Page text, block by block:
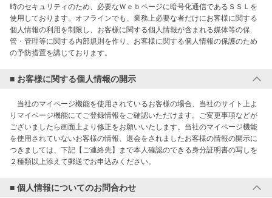
時のセキュリティのため、必要なＷｅｂページに暗号化通信であるＳＳＬを
使用しております。オフラインでも、業務上必要な者だけにお客様に関する
個人情報の利用を制限し、お客様に関する個人情報が含まれる媒体等の保
管・管理等に関する内部規則を作り、お客様に関する個人情報の保護のため
の予防措置を講じております。
■ お客様に関する個人情報の開示
当社のマイページ機能を使用されているお客様の場合、当社のサイト上よ
りマイページ機能にてご登録情報をご確認いただけます。ご変更事項などが
ございましたら画面上より修正をお願いいたします。当社のマイページ機能
を使用されていないお客様の情報、退会をされましたお客様の情報の開示に
つきましては、下記【ご連絡先】まで本人確認のできる身分証明書の写しを
２種類以上添えて郵送でお申込みください。
■ 個人情報についてのお問合わせ